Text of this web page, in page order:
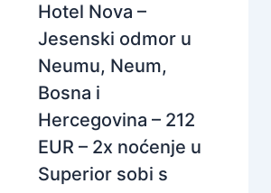
Hotel Nova –
Jesenski odmor u
Neumu, Neum,
Bosna i
Hercegovina – 212
EUR – 2x noćenje u
Superior sobi s